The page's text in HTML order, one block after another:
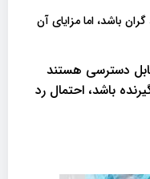
باشد، اما مزایای آن
دسترسی هستند
باشد، احتمال رد